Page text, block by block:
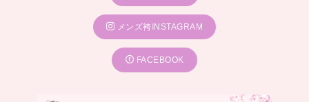
メンズ袴INSTAGRAM
FACEBOOK